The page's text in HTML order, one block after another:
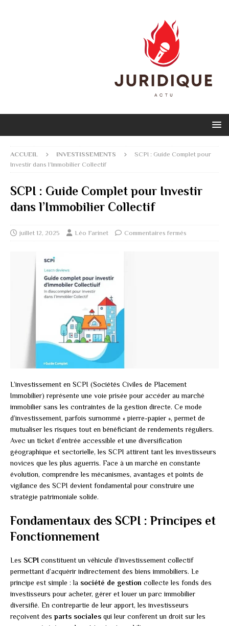
ACCUEIL INVESTISSEMENTS
SCPI : Guide Complet pour
Investir dans l’Immobilier Collectif
SCPI : Guide Complet pour Investir
dans l’Immobilier Collectif
juillet 12, 2025 Léo Farinet Commentaires fermés
L’investissement en SCPI (Sociétés Civiles de Placement
Immobilier) représente une voie prisée pour accéder au marché
immobilier sans les contraintes de la gestion directe. Ce mode
d’investissement, parfois surnommé « pierre-papier », permet de
mutualiser les risques tout en bénéficiant de rendements réguliers.
Avec un ticket d’entrée accessible et une diversification
géographique et sectorielle, les SCPI attirent tant les investisseurs
novices que les plus aguerris. Face à un marché en constante
évolution, comprendre les mécanismes, avantages et points de
vigilance des SCPI devient fondamental pour construire une
stratégie patrimoniale solide.
Fondamentaux des SCPI : Principes et
Fonctionnement
Les SCPI constituent un véhicule d’investissement collectif
permettant d’acquérir indirectement des biens immobiliers. Le
principe est simple : la société de gestion collecte les fonds des
investisseurs pour acheter, gérer et louer un parc immobilier
diversifié. En contrepartie de leur apport, les investisseurs
reçoivent des parts sociales qui leur confèrent un droit sur les